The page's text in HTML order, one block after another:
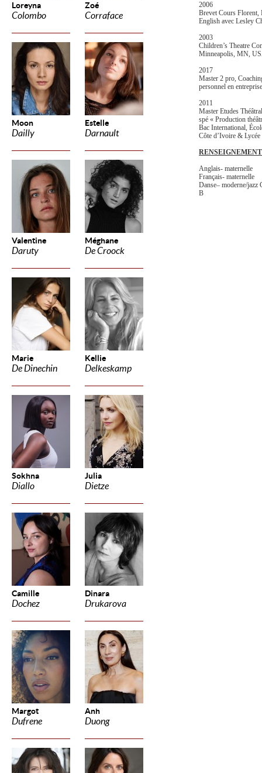
Loreyna
Colombo
Zoé
Corraface
Moon
Dailly
Estelle
Darnault
Valentine
Daruty
Méghane
De Croock
Marie
De Dinechin
Kellie
Delkeskamp
Sokhna
Diallo
Julia
Dietze
Camille
Dochez
Dinara
Drukarova
Margot
Dufrene
Anh
Duong
2006
Brevet Cours
English avec Lesley
2003
Children’s Theatre
Minneapolis, MN,
2017
Master 2 pro,
personnel en
2011
Master Etudes
spé « Production
Bac International,
Côte d’Ivoire &
Anglais- maternelle
Français- maternelle
Danse– moderne/jazz
B